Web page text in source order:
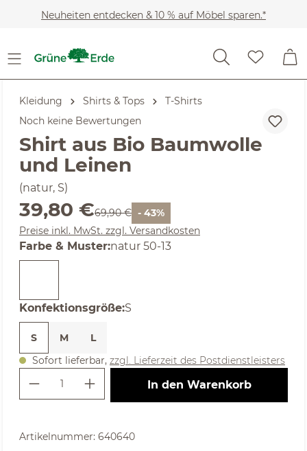
Zum Hauptinhalt springen
Neuheiten entdecken & 10 % auf Möbel sparen.*
Kleidung Shirts & Tops
T-Shirts
Noch keine Bewertungen
Shirt aus Bio Baumwolle
und Leinen
(natur, S)
Verkaufspreis:
39,80 €Regulärer Preis:
69,90 € - 43%
Preise inkl. MwSt. zzgl. Versandkosten
Farbe & Musterauswählen
:natur 50-13
Konfektionsgrößeauswählen
:S
S M
L
Sofort lieferbar, zzgl. Lieferzeit des Postdienstleisters
Produkt Anzahl: Gib den
In den Warenkorb
Artikelnummer: 640640